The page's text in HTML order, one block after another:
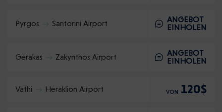
Pyrgos Santorini Airport
ANGEBOT
EINHOLEN
Gerakas Zakynthos Airport
ANGEBOT
EINHOLEN
Vathi Heraklion Airport VON 120$